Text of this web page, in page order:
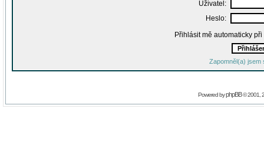
Uživatel:
Heslo:
Přihlásit mě automaticky
Zapomněl(a) jsem
Powered byphpBB© 2001,